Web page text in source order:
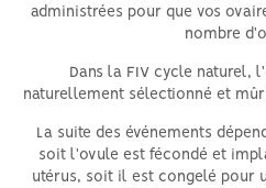
administrées pour que vos
nombre
Dans la FIV cycle naturel,
naturellement sélectionné et
La suite des événements
soit l'ovule est fécondé et
utérus, soit il est congelé pour